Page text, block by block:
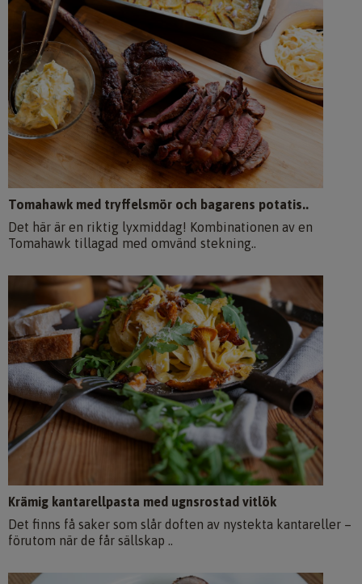
Tomahawk med tryffelsmör och bagarens potatis..
Det här är en riktig lyxmiddag! Kombinationen av en
Tomahawk tillagad med omvänd stekning..
Krämig kantarellpasta med ugnsrostad vitlök
Det finns få saker som slår doften av nystekta kantareller –
förutom när de får sällskap ..